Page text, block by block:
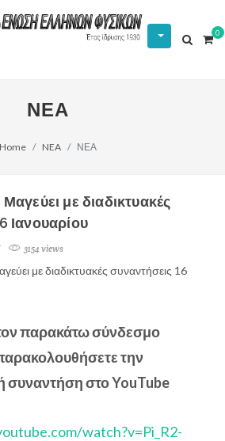
0
ΝΕΑ
Home NEA ΝΕΑ
με διαδικτυακές
Ιανουαρίου
3154 views
παρακάτω σύνδεσμο
την
συναντήση στο YouTube
watch?v=Pi_R2-